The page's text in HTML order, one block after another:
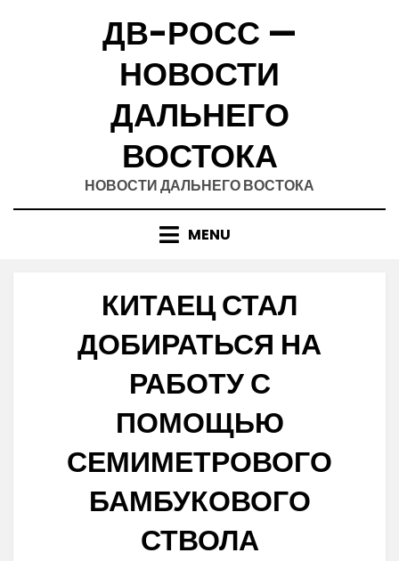
ДВ-РОСС —
НОВОСТИ
ДАЛЬНЕГО
ВОСТОКА
НОВОСТИ ДАЛЬНЕГО ВОСТОКА
MENU
КИТАЕЦ СТАЛ
ДОБИРАТЬСЯ НА
РАБОТУ С
ПОМОЩЬЮ
СЕМИМЕТРОВОГО
БАМБУКОВОГО
СТВОЛА